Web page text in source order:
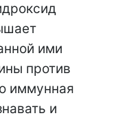
ими
против
иммунная
и